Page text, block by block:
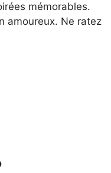
mémorables.
amoureux. Ne ratez